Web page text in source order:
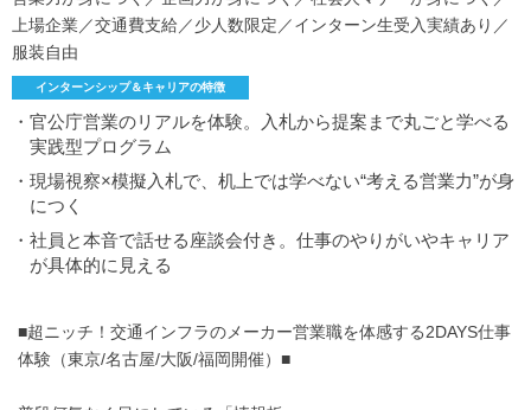
上場企業／交通費支給／少人数限定／インターン生受入実績あり／
服装自由
インターンシップ＆キャリアの特徴
・官公庁営業のリアルを体験。入札から提案まで丸ごと学べる
実践型プログラム
・現場視察×模擬入札で、机上では学べない“考える営業力”が身
につく
・社員と本音で話せる座談会付き。仕事のやりがいやキャリア
が具体的に見える
■超ニッチ！交通インフラのメーカー営業職を体感する2DAYS仕事
体験（東京/名古屋/大阪/福岡開催）■